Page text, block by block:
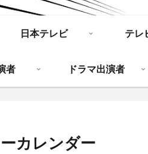
日本テレビ テレ
者 ドラマ出演者
カレンダー